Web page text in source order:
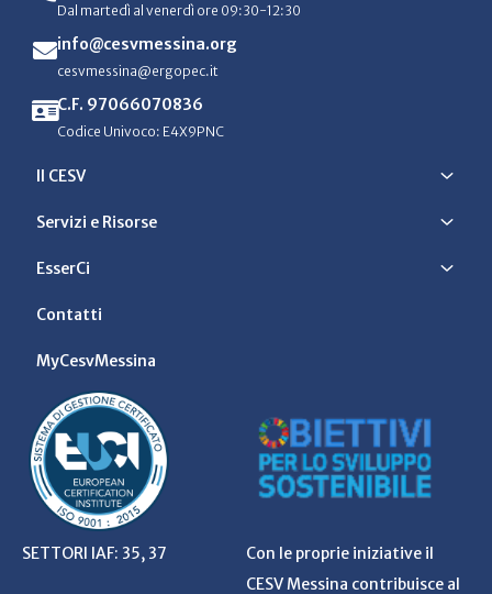
Dal martedì al venerdì ore 09:30-12:30
info@cesvmessina.org
cesvmessina@ergopec.it
C.F. 97066070836
Codice Univoco: E4X9PNC
Il CESV
Servizi e Risorse
EsserCi
Contatti
MyCesvMessina
SETTORI IAF: 35, 37
Con le proprie iniziative il
CESV Messina contribuisce al